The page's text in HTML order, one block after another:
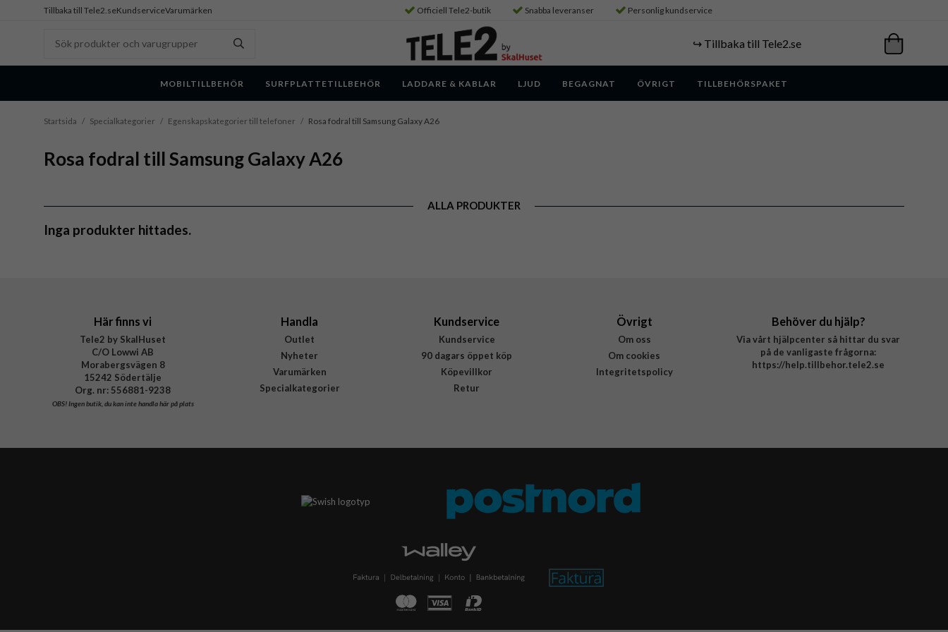
Tillbaka till Tele2.seKundserviceVarumärken Officiell Tele2-butik Snabba leveranser Personlig kundservice
↪️ Tillbaka till Tele2.se
MOBILTILLBEHÖR SURFPLATTETILLBEHÖR LADDARE & KABLAR LJUD BEGAGNAT ÖVRIGT TILLBEHÖRSPAKET
Startsida / Specialkategorier / Egenskapskategorier till telefoner / Rosa fodral till Samsung Galaxy A26
Rosa fodral till Samsung Galaxy A26
ALLA PRODUKTER
Inga produkter hittades.
Här finns vi
Tele2 by SkalHuset
C/O Lowwi AB
Morabergsvägen 8
15242 Södertälje
Org. nr: 556881-9238
OBS!Ingen butik, du kan inte handla här på plats
Handla
Outlet
Nyheter
Varumärken
Specialkategorier
Kundservice
Kundservice
90 dagars öppet köp
Köpevillkor
Retur
Övrigt
Om oss
Om cookies
Integritetspolicy
Behöver du hjälp?
Via vårt hjälpcenter så hittar du svar
på de vanligaste frågorna:
https://help.tillbehor.tele2.se